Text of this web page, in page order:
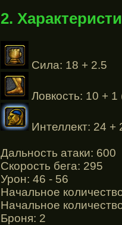
2.
Сила: 18 + 2.5
Ловкость: 10 +
Интеллект: 24 +
Дальность атаки: 600
Cкорость бега: 295
Урон: 46 - 56
Начальное
Начальное
Броня: 2